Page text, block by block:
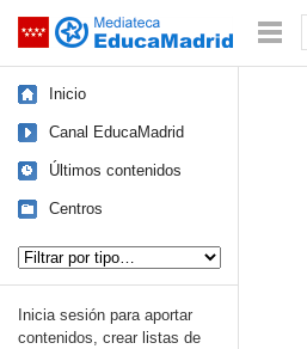
Saltar navegación
Inicio
Canal EducaMadrid
Últimos contenidos
Centros
Inicia sesión para aportar
contenidos, crear listas de